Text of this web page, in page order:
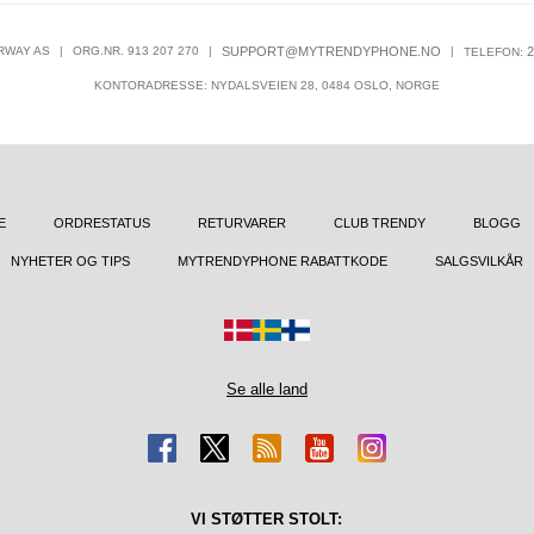
AS | ORG.NR. 913 207 270 | SUPPORT@MYTRENDYPHONE.NO | TELEFON:
KONTORADRESSE: NYDALSVEIEN 28, 0484 OSLO, NORGE
ORDRESTATUS RETURVARER CLUB TRENDY BLOGG
NYHETER OG TIPS MYTRENDYPHONE RABATTKODE SALGSVILKÅR
Se alle land
VI STØTTER STOLT: